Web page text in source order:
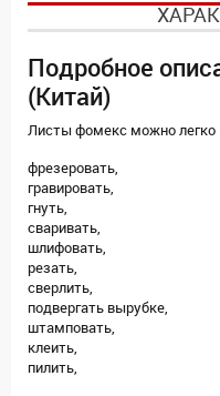
Подробное
(Китай)
Листы фомекс можно легко
фрезеровать,
гравировать,
гнуть,
сваривать,
шлифовать,
резать,
сверлить,
подвергать вырубке,
штамповать,
клеить,
пилить,